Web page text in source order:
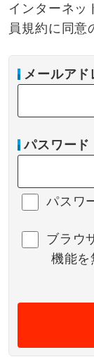
インターネッ
員規約に同意
メールアド
パスワード
パスワ
ブラウ
機能を